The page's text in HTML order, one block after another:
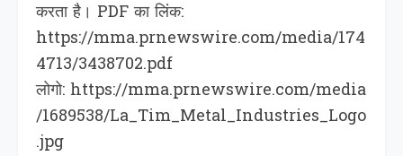
करता है। PDF का लिंक:
https://mma.prnewswire.com/media/174
4713/3438702.pdf
लोगो: https://mma.prnewswire.com/media
/1689538/La_Tim_Metal_Industries_Logo
.jpg